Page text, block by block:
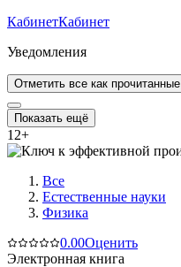
КабинетКабинет
Уведомления
Отметить все как прочитанные
Показать ещё
12+
Все
Естественные науки
Физика
0.00Оценить
Электронная книга